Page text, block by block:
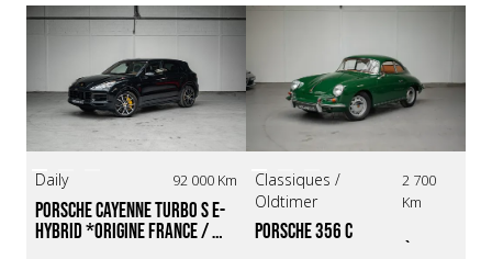
Daily 92 000 Km
Porsche Cayenne Turbo S E-
Hybrid *Origine France /
Classiques /
Oldtimer
2 700
Km
Porsche 356 C